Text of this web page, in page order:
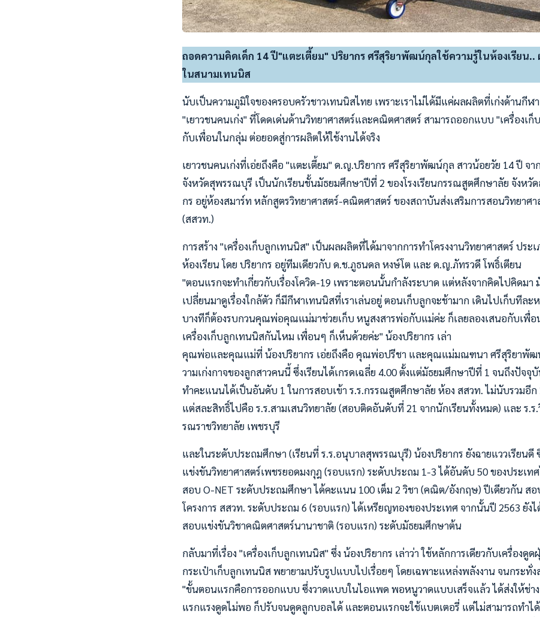
ถอดความคิดเด็ก 14 ปี"แตะเตี้ยม" ปริยากร ศรีสุริยาพัฒน์กุลใช้ความรู้ในห้องเรียน..
ในสนามเทนนิส
นับเป็นความภูมิใจของครอบครัวชาวเทนนิสไทย เพราะเราไม่ได้มีแค่ผลผลิตที่เก่งด้านกีฬ
"เยาวชนคนเก่ง" ที่โดดเด่นด้านวิทยาศาสตร์และคณิตศาสตร์ สามารถออกแบบ "เครื่องเ
กับเพื่อนในกลุ่ม ต่อยอดสู่การผลิตให้ใช้งานได้จริง
เยาวชนคนเก่งที่เอ่ยถึงคือ "แตะเตี้ยม" ด.ญ.ปริยากร ศรีสุริยาพัฒน์กุล สาวน้อยวัย 14 ปี จา
จังหวัดสุพรรณบุรี เป็นนักเรียนชั้นมัธยมศึกษาปีที่ 2 ของโรงเรียนกรรณสูตศึกษาลัย จังหวั
กร อยู่ห้องสมาร์ท หลักสูตรวิทยาศาสตร์-คณิตศาสตร์ ของสถาบันส่งเสริมการสอนวิทยาศา
(สสวท.)
การสร้าง "เครื่องเก็บลูกเทนนิส" เป็นผลผลิตที่ได้มาจากการทำโครงงานวิทยาศาสตร์ ประ
ห้องเรียน โดย ปริยากร อยู่ทีมเดียวกับ ด.ช.ภูธนดล หงษ์โต และ ด.ญ.ภัทรวดี โพธิ์เตียน
"ตอนแรกจะทำเกี่ยวกับเรื่องโควิด-19 เพราะตอนนั้นกำลังระบาด แต่หลังจากคิดไปคิดมา
เปลี่ยนมาดูเรื่องใกล้ตัว ก็มีกีฬาเทนนิสที่เราเล่นอยู่ ตอนเก็บลูกจะช้ามาก เดินไปเก็บทีล
บางทีก็ต้องรบกวนคุณพ่อคุณแม่มาช่วยเก็บ หนูสงสารพ่อกับแม่ค่ะ ก็เลยลองเสนอกับเพื่อ
เครื่องเก็บลูกเทนนิสกันไหม เพื่อนๆ ก็เห็นด้วยค่ะ" น้องปริยากร เล่า
คุณพ่อและคุณแม่ที่ น้องปริยากร เอ่ยถึงคือ คุณพ่อปรีชา และคุณแม่มณฑนา ศรีสุริยาพัฒ
วามเก่งกาจของลูกสาวคนนี้ ซึ่งเรียนได้เกรดเฉลี่ย 4.00 ตั้งแต่มัธยมศึกษาปีที่ 1 จนถึงปัจจุ
ทำคะแนนได้เป็นอันดับ 1 ในการสอบเข้า ร.ร.กรรณสูตศึกษาลัย ห้อง สสวท. ไม่นับรวมอีก
แต่สละสิทธิ์ไปคือ ร.ร.สามเสนวิทยาลัย (สอบติดอันดับที่ 21 จากนักเรียนทั้งหมด) และ ร.ร
รณราชวิทยาลัย เพชรบุรี
และในระดับประถมศึกษา (เรียนที่ ร.ร.อนุบาลสุพรรณบุรี) น้องปริยากร ยังฉายแววเรียนดี
แข่งขันวิทยาศาสตร์เพชรยอดมงกุฎ (รอบแรก) ระดับประถม 1-3 ได้อันดับ 50 ของประเท
สอบ O-NET ระดับประถมศึกษา ได้คะแนน 100 เต็ม 2 วิชา (คณิต/อังกฤษ) ปีเดียวกัน สอ
โครงการ สสวท. ระดับประถม 6 (รอบแรก) ได้เหรียญทองของประเทศ จากนั้นปี 2563 ยัง
สอบแข่งขันวิชาคณิตศาสตร์นานาชาติ (รอบแรก) ระดับมัธยมศึกษาต้น
กลับมาที่เรื่อง "เครื่องเก็บลูกเทนนิส" ซึ่ง น้องปริยากร เล่าว่า ใช้หลักการเดียวกับเครื่องดู
กระเป๋าเก็บลูกเทนนิส พยายามปรับรูปแบบไปเรื่อยๆ โดยเฉพาะแหล่งพลังงาน จนกระทั่ง
"ขั้นตอนแรกคือการออกแบบ ซึ่งวาดแบบในไอแพด พอหนูวาดแบบเสร็จแล้ว ได้ส่งให้ช่า
แรกแรงดูดไม่พอ ก็ปรับจนดูดลูกบอลได้ และตอนแรกจะใช้แบตเตอรี่ แต่ไม่สามารถทำได้